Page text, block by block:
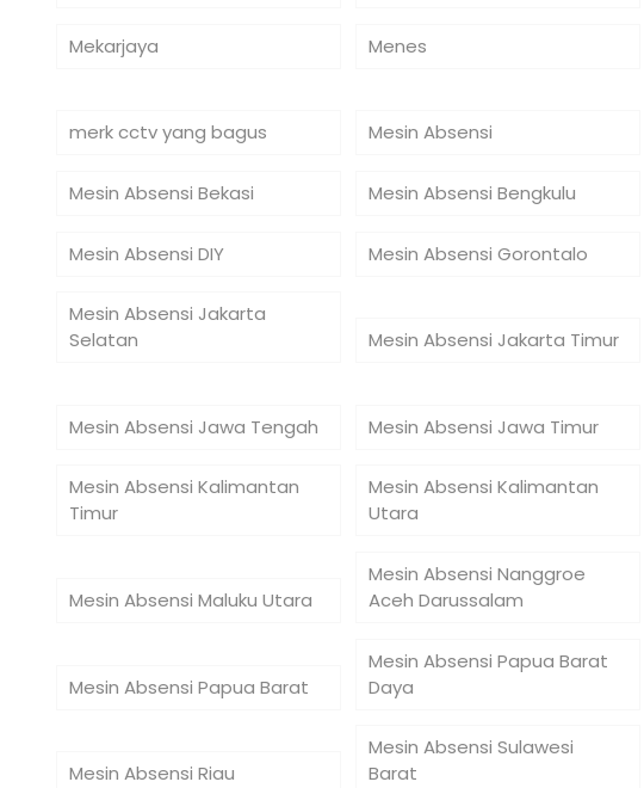
Mekarjaya Menes
merk cctv yang bagus Mesin Absensi
Mesin Absensi Bekasi Mesin Absensi Bengkulu
Mesin Absensi DIY Mesin Absensi Gorontalo
Mesin Absensi Jakarta
Selatan
Mesin Absensi Jakarta Timur
Mesin Absensi Jawa Tengah Mesin Absensi Jawa Timur
Mesin Absensi Kalimantan
Timur
Mesin Absensi Kalimantan
Utara
Mesin Absensi Maluku Utara
Mesin Absensi Nanggroe
Aceh Darussalam
Mesin Absensi Papua Barat
Mesin Absensi Papua Barat
Daya
Mesin Absensi Riau
Mesin Absensi Sulawesi
Barat